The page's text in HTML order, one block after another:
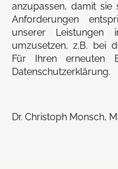
anzupassen, damit sie
Anforderungen
unserer Leistungen
umzusetzen, z.B. bei
Für Ihren erneuten
Datenschutzerklärung.
Dr. Christoph Monsch,